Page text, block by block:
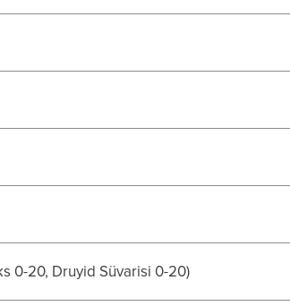
0-20, Druyid Süvarisi 0-20)